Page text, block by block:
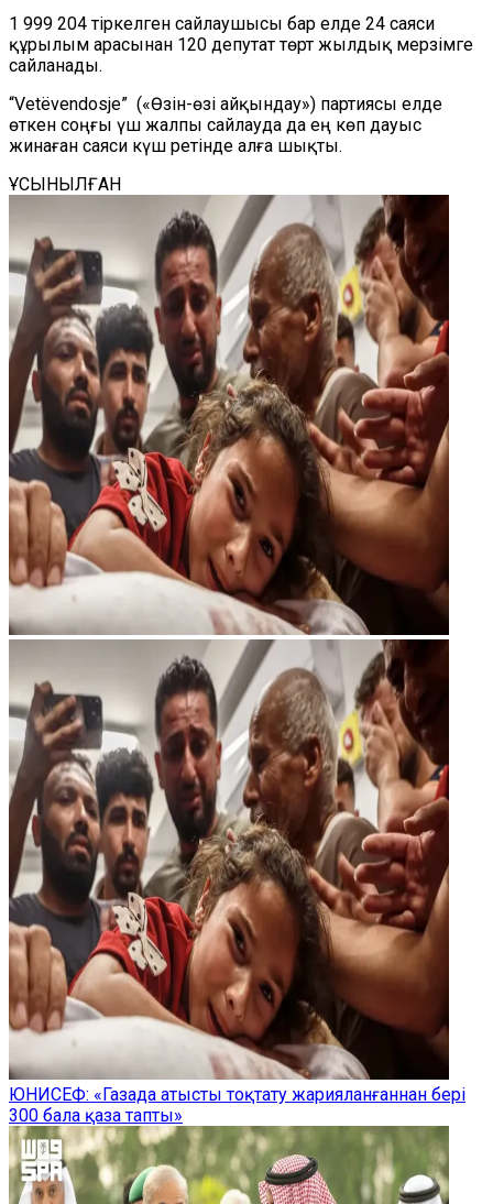
1 999 204 тіркелген сайлаушысы бар елде 24 саяси
құрылым арасынан 120 депутат төрт жылдық мерзімге
сайланады.
“Vetëvendosje” («Өзін-өзі айқындау») партиясы елде
өткен соңғы үш жалпы сайлауда да ең көп дауыс
жинаған саяси күш ретінде алға шықты.
ҰСЫНЫЛҒАН
ЮНИСЕФ: «Газада атысты тоқтату жарияланғаннан бері
300 бала қаза тапты»